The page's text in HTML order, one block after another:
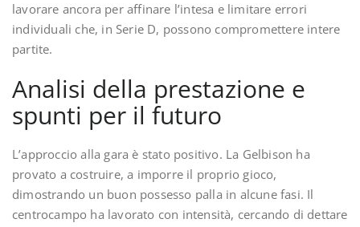
lavorare ancora per affinare l’intesa e limitare errori
individuali che, in Serie D, possono compromettere intere
partite.
Analisi della prestazione e
spunti per il futuro
L’approccio alla gara è stato positivo. La Gelbison ha
provato a costruire, a imporre il proprio gioco,
dimostrando un buon possesso palla in alcune fasi. Il
centrocampo ha lavorato con intensità, cercando di dettare